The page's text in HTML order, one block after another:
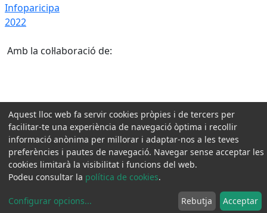
Infoparicipa
2022
Amb la col·laboració de:
Aquest lloc web fa servir cookies pròpies i de tercers per
facilitar-te una experiència de navegació òptima i recollir
informació anònima per millorar i adaptar-nos a les teves
preferències i pautes de navegació. Navegar sense acceptar les
cookies limitarà la visibilitat i funcions del web.
Podeu consultar la política de cookies.
Configurar opcions... Rebutja Acceptar